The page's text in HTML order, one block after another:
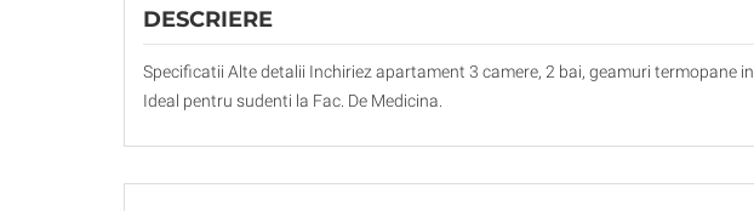
DESCRIERE
Specificatii Alte detalii Inchiriez apartament 3 camere, 2 bai, geamuri termopane
Ideal pentru sudenti la Fac. De Medicina.